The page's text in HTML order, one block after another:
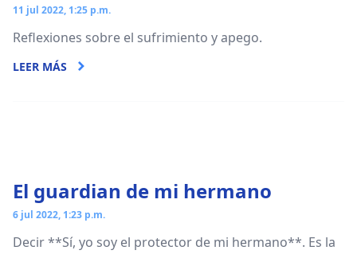
11 jul 2022, 1:25 p.m.
Reflexiones sobre el sufrimiento y apego.
LEER MÁS
El guardian de mi hermano
6 jul 2022, 1:23 p.m.
Decir **Sí, yo soy el protector de mi hermano**. Es la